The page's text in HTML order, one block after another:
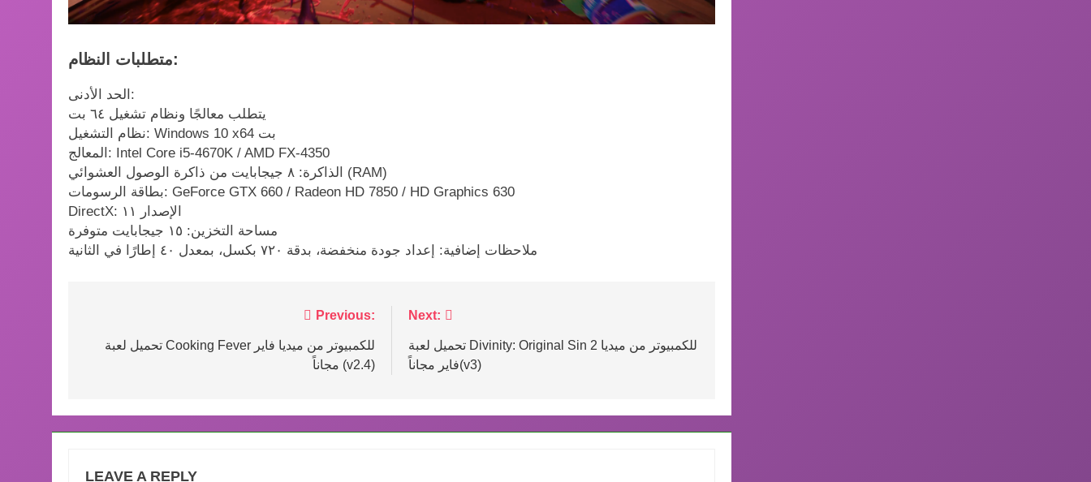
متطلبات النظام:
الحد الأدنى:
يتطلب معالجًا ونظام تشغيل ٦٤ بت
نظام التشغيل: Windows 10 x64 بت
المعالج: Intel Core i5-4670K / AMD FX-4350
الذاكرة: ٨ جيجابايت من ذاكرة الوصول العشوائي (RAM)
بطاقة الرسومات: GeForce GTX 660 / Radeon HD 7850 / HD Graphics 630
DirectX: الإصدار ١١
مساحة التخزين: ١٥ جيجابايت متوفرة
ملاحظات إضافية: إعداد جودة منخفضة، بدقة ٧٢٠ بكسل، بمعدل ٤٠ إطارًا في الثانية
العاب وايفاي WIFI4Games
navigation
Previous:
تحميل لعبة Cooking Fever للكمبيوتر من ميديا فاير
مجاناً (v2.4)
Next:
تحميل لعبة Divinity: Original Sin 2 للكمبيوتر من ميديا
فاير مجاناً(v3)
LEAVE A REPLY